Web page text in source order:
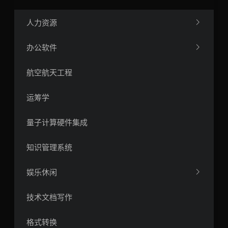
人力资源
办公软件
航空航天工程
运筹学
量子计算硬件集成
知识管理系统
娱乐休闲
技术文档写作
格式转换